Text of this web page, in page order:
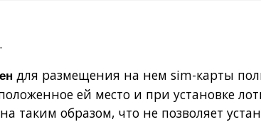
для размещения на нем sim-карты
ей место и при установке
таким образом, что не позволяет